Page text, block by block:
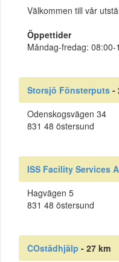
Välkommen till vår
Öppettider
Måndag-fredag: 08:00-
Storsjö Fönsterputs -
Odenskogsvägen 34
831 48 östersund
ISS Facility Services
Hagvägen 5
831 48 östersund
COstädhjälp - 27 km